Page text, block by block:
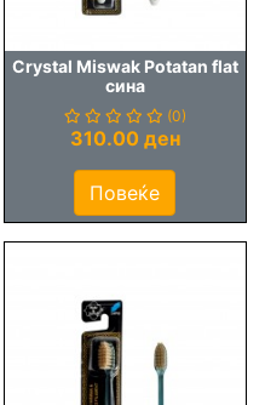
Crystal Miswak Potatan flat
сина
(0)
310.00 ден
Повеќе